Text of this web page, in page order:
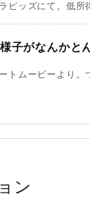
ピッズにて。低
子がなんかと
トムービーより
ン